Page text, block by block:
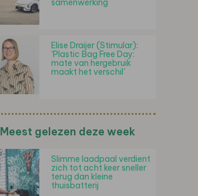
samenwerking
Elise Draijer (Stimular):
'Plastic Bag Free Day:
mate van hergebruik
maakt het verschil'
Meest gelezen deze week
Slimme laadpaal verdient
zich tot acht keer sneller
terug dan kleine
thuisbatterij